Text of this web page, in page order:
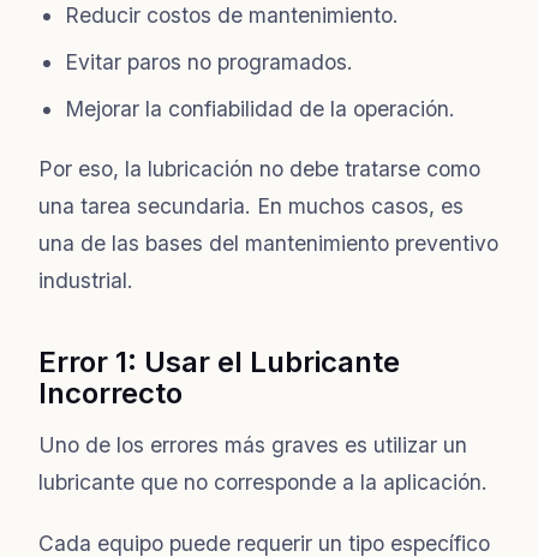
Reducir costos de mantenimiento.
Evitar paros no programados.
Mejorar la confiabilidad de la operación.
Por eso, la lubricación no debe tratarse como
una tarea secundaria. En muchos casos, es
una de las bases del mantenimiento preventivo
industrial.
Error 1: Usar el Lubricante
Incorrecto
Uno de los errores más graves es utilizar un
lubricante que no corresponde a la aplicación.
Cada equipo puede requerir un tipo específico